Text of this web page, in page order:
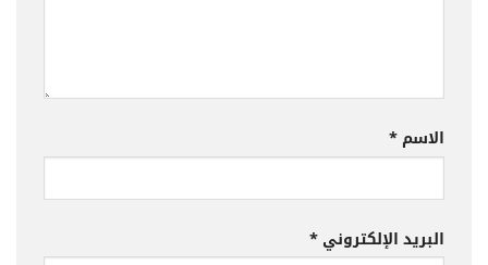
الاسم*
البريد الإلكتروني*